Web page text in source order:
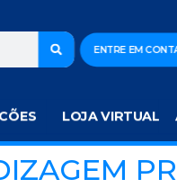
ENTRE EM
LOJA VIRTUAL